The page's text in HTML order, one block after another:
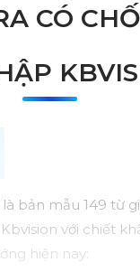
CÓ
bản mẫu 149 từ
với chiết
hiện nay: